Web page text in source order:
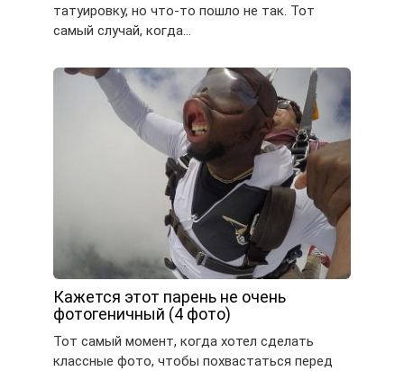
татуировку, но что-то пошло не так. Тот
самый случай, когда…
Кажется этот парень не очень
фотогеничный (4 фото)
Тот самый момент, когда хотел сделать
классные фото, чтобы похвастаться перед